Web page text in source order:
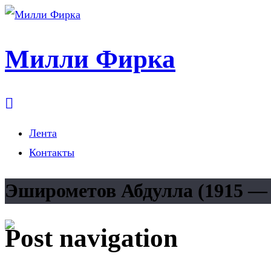
Милли Фирка
Лента
Контакты
Эширометов Абдулла (1915 —
Post navigation